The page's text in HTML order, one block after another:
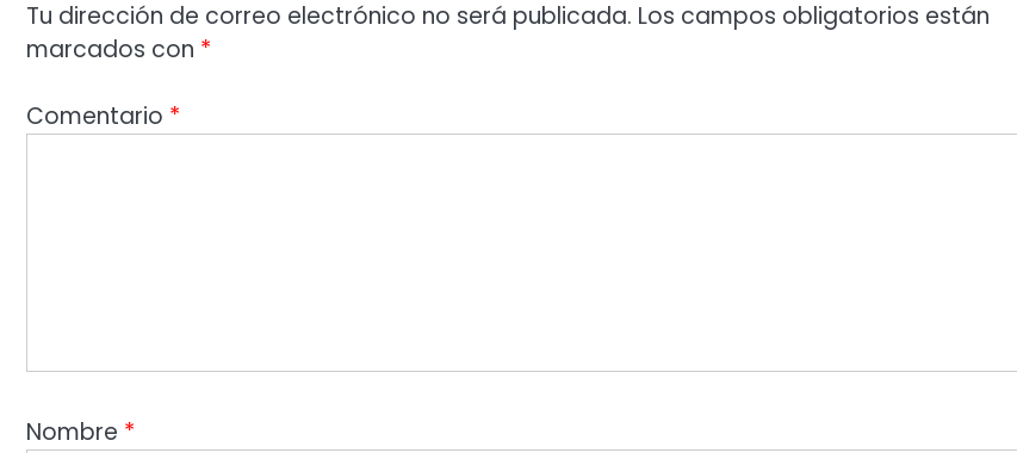
Tu dirección de correo electrónico no será publicada. Los campos obligatorios están
marcados con *
Comentario *
Nombre *